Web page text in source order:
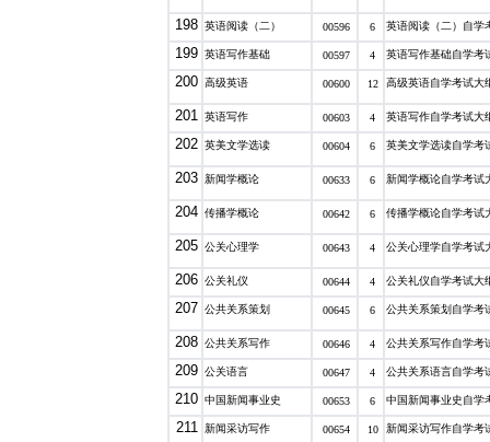
198 英语阅读（二） 00596 6 英语阅读（二）自学
199 英语写作基础 00597 4 英语写作基础自学考
200 高级英语 00600 12 高级英语自学考试大
201 英语写作 00603 4 英语写作自学考试大
202 英美文学选读 00604 6 英美文学选读自学考
203 新闻学概论 00633 6 新闻学概论自学考试
204 传播学概论 00642 6 传播学概论自学考试
205 公关心理学 00643 4 公关心理学自学考试
206 公关礼仪 00644 4 公关礼仪自学考试大
207 公共关系策划 00645 6 公共关系策划自学考
208 公共关系写作 00646 4 公共关系写作自学考
209 公关语言 00647 4 公共关系语言自学考
210 中国新闻事业史 00653 6 中国新闻事业史自学
211 新闻采访写作 00654 10 新闻采访写作自学考